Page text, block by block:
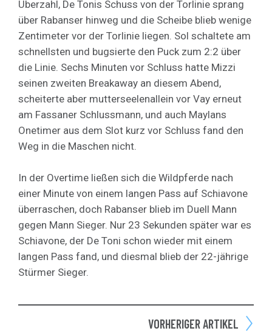
Überzahl, De Tonis Schuss von der Torlinie sprang
über Rabanser hinweg und die Scheibe blieb wenige
Zentimeter vor der Torlinie liegen. Sol schaltete am
schnellsten und bugsierte den Puck zum 2:2 über
die Linie. Sechs Minuten vor Schluss hatte Mizzi
seinen zweiten Breakaway an diesem Abend,
scheiterte aber mutterseelenallein vor Vay erneut
am Fassaner Schlussmann, und auch Maylans
Onetimer aus dem Slot kurz vor Schluss fand den
Weg in die Maschen nicht.
In der Overtime ließen sich die Wildpferde nach
einer Minute von einem langen Pass auf Schiavone
überraschen, doch Rabanser blieb im Duell Mann
gegen Mann Sieger. Nur 23 Sekunden später war es
Schiavone, der De Toni schon wieder mit einem
langen Pass fand, und diesmal blieb der 22-jährige
Stürmer Sieger.
VORHERIGER ARTIKEL